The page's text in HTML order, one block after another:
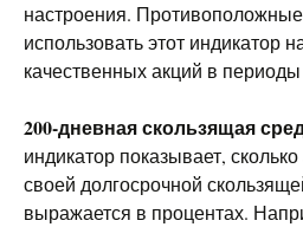
настроения.
использовать этот индикатор
качественных акций в
200-дневная скользящая
индикатор показывает,
своей долгосрочной
выражается в процентах.